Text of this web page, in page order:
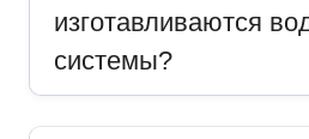
изготавливаются
системы?